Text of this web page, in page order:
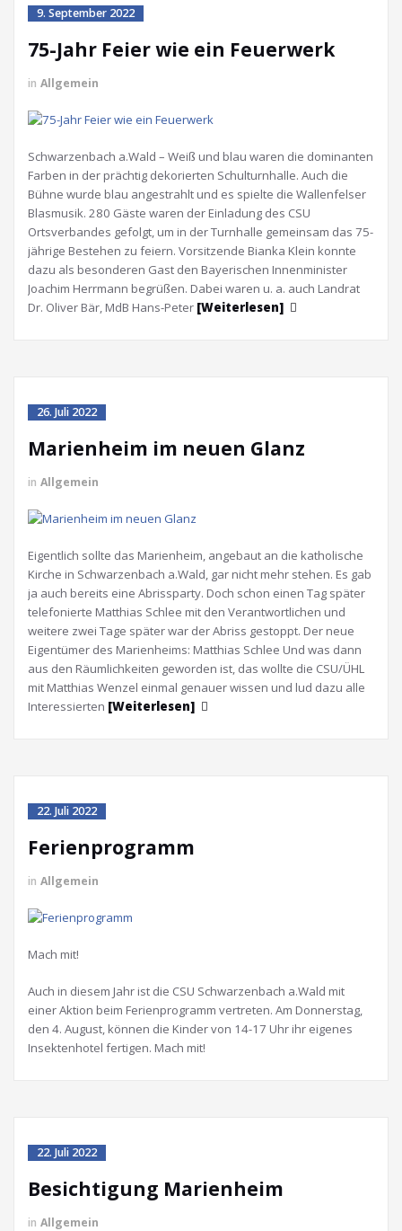
9. September 2022
75-Jahr Feier wie ein Feuerwerk
in Allgemein
Schwarzenbach a.Wald – Weiß und blau waren die dominanten
Farben in der prächtig dekorierten Schulturnhalle. Auch die
Bühne wurde blau angestrahlt und es spielte die Wallenfelser
Blasmusik. 280 Gäste waren der Einladung des CSU
Ortsverbandes gefolgt, um in der Turnhalle gemeinsam das 75-
jährige Bestehen zu feiern. Vorsitzende Bianka Klein konnte
dazu als besonderen Gast den Bayerischen Innenminister
Joachim Herrmann begrüßen. Dabei waren u. a. auch Landrat
Dr. Oliver Bär, MdB Hans-Peter [Weiterlesen]
26. Juli 2022
Marienheim im neuen Glanz
in Allgemein
Eigentlich sollte das Marienheim, angebaut an die katholische
Kirche in Schwarzenbach a.Wald, gar nicht mehr stehen. Es gab
ja auch bereits eine Abrissparty. Doch schon einen Tag später
telefonierte Matthias Schlee mit den Verantwortlichen und
weitere zwei Tage später war der Abriss gestoppt. Der neue
Eigentümer des Marienheims: Matthias Schlee Und was dann
aus den Räumlichkeiten geworden ist, das wollte die CSU/ÜHL
mit Matthias Wenzel einmal genauer wissen und lud dazu alle
Interessierten [Weiterlesen]
22. Juli 2022
Ferienprogramm
in Allgemein
Mach mit!
Auch in diesem Jahr ist die CSU Schwarzenbach a.Wald mit
einer Aktion beim Ferienprogramm vertreten. Am Donnerstag,
den 4. August, können die Kinder von 14-17 Uhr ihr eigenes
Insektenhotel fertigen. Mach mit!
22. Juli 2022
Besichtigung Marienheim
in Allgemein